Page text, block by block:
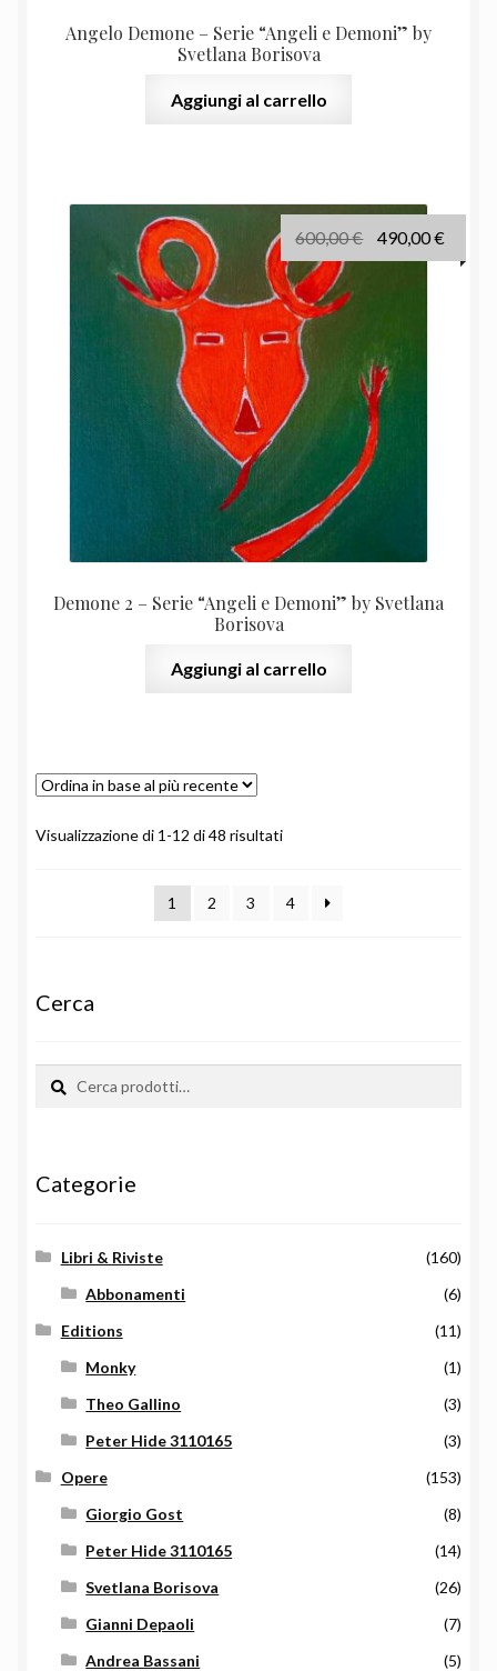
Angelo Demone – Serie “Angeli e Demoni” by
Svetlana Borisova
Aggiungi al carrello
Demone 2 – Serie “Angeli e Demoni” by Svetlana
Borisova
600,00€
prezzo
490,00€
Aggiungi al carrello
Visualizzazione di 1-12 di 48 risultatiOrdina
al
1 2 3 4
Cerca
Cerca:
Cerca
Categorie
Libri & Riviste
(160)
Abbonamenti
(6)
Editions
(11)
Monky
(1)
Theo Gallino
(3)
Peter Hide 3110165
(3)
Opere
(153)
Giorgio Gost
(8)
Peter Hide 3110165
(14)
Svetlana Borisova
(26)
Gianni Depaoli
(7)
Andrea Bassani
(5)